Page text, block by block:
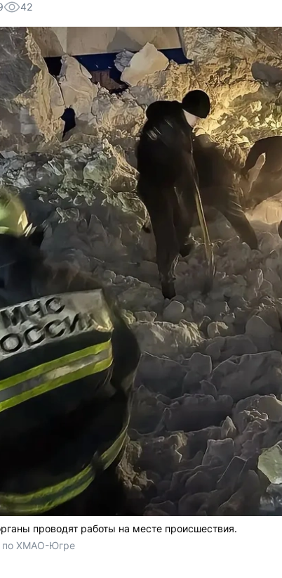
42
проводят работы на месте происшествия.
по ХМАО-Югре